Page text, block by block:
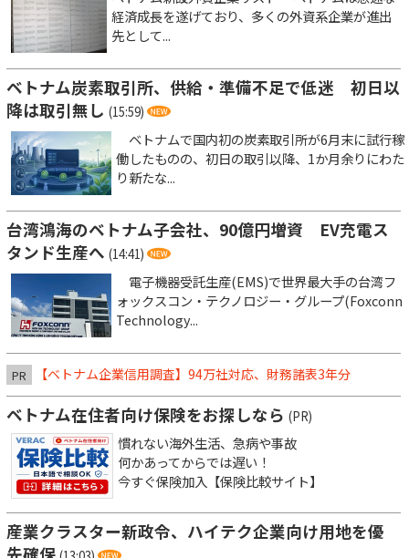
経済成長を遂げており、多くの外資系企業が進出
先として...
ベトナム炭素取引所、供給・準備不足で低迷 初日以
降は取引無し (15:59)
ベトナムで国内初の炭素取引所が6月末に試行稼
働したものの、初日の取引以降、1か月余りにわた
り新たな...
台湾鴻海のベトナム子会社、90億円増資 EV充電ス
タンド生産へ (14:41)
電子機器受託生産(EMS)で世界最大手の台湾フ
ォックスコン・テクノロジー・グループ(Foxconn
Technology...
PR 【ベトナム企業信用調査】94万社対応、財務諸表3年分
ベトナム在住者向け保険をお探しなら (PR)
慣れない海外生活、急病や事故
何かあってからでは遅い！
今すぐ保険加入【保険比較サイト】
産業クラスター新政令、ハイテク企業向け用地を優